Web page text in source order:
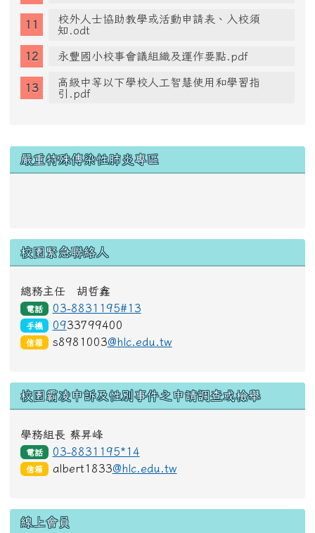
校外人士協助教學或活動申請表、入校須
知.odt
永豐國小校事會議組織及運作要點.pdf
高級中等以下學校人工智慧使用和學習指
引.pdf
右邊區域內容
嚴重特殊傳染性肺炎專區
校園緊急聯絡人
總務主任 胡哲鑫
電話 03-8831195#13
手機 0933799400
信箱 s8981003@hlc.edu.tw
校園霸凌申訴及性別事件之申請調查或檢舉
學務組長 蔡昇峰
電話 03-8831195*14
信箱 albert1833@hlc.edu.tw
線上會員